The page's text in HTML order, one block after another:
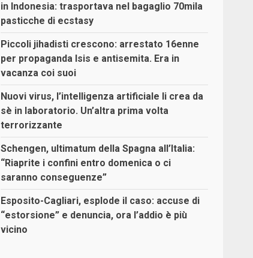
in Indonesia: trasportava nel bagaglio 70mila
pasticche di ecstasy
Piccoli jihadisti crescono: arrestato 16enne
per propaganda Isis e antisemita. Era in
vacanza coi suoi
Nuovi virus, l’intelligenza artificiale li crea da
sè in laboratorio. Un’altra prima volta
terrorizzante
Schengen, ultimatum della Spagna all’Italia:
“Riaprite i confini entro domenica o ci
saranno conseguenze”
Esposito-Cagliari, esplode il caso: accuse di
“estorsione” e denuncia, ora l’addio è più
vicino